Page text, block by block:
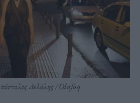
Δελάλης / Olafaq